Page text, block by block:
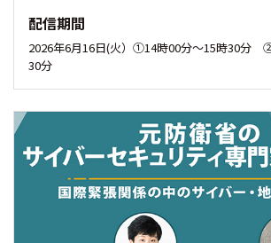
配信期間
2026年6月16日(火）①14時00分〜15時30分
30分